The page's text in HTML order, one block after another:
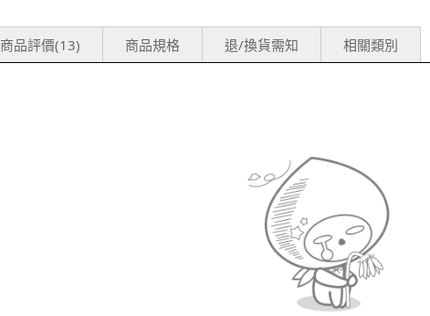
商品評價(13) 商品規格 退/換貨需知 相關類別